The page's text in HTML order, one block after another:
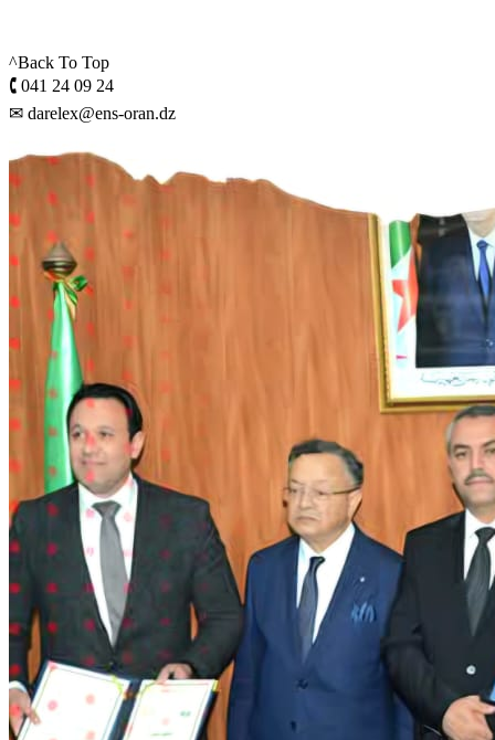
^Back To Top
🕻 041 24 09 24
✉ darelex@ens-oran.dz